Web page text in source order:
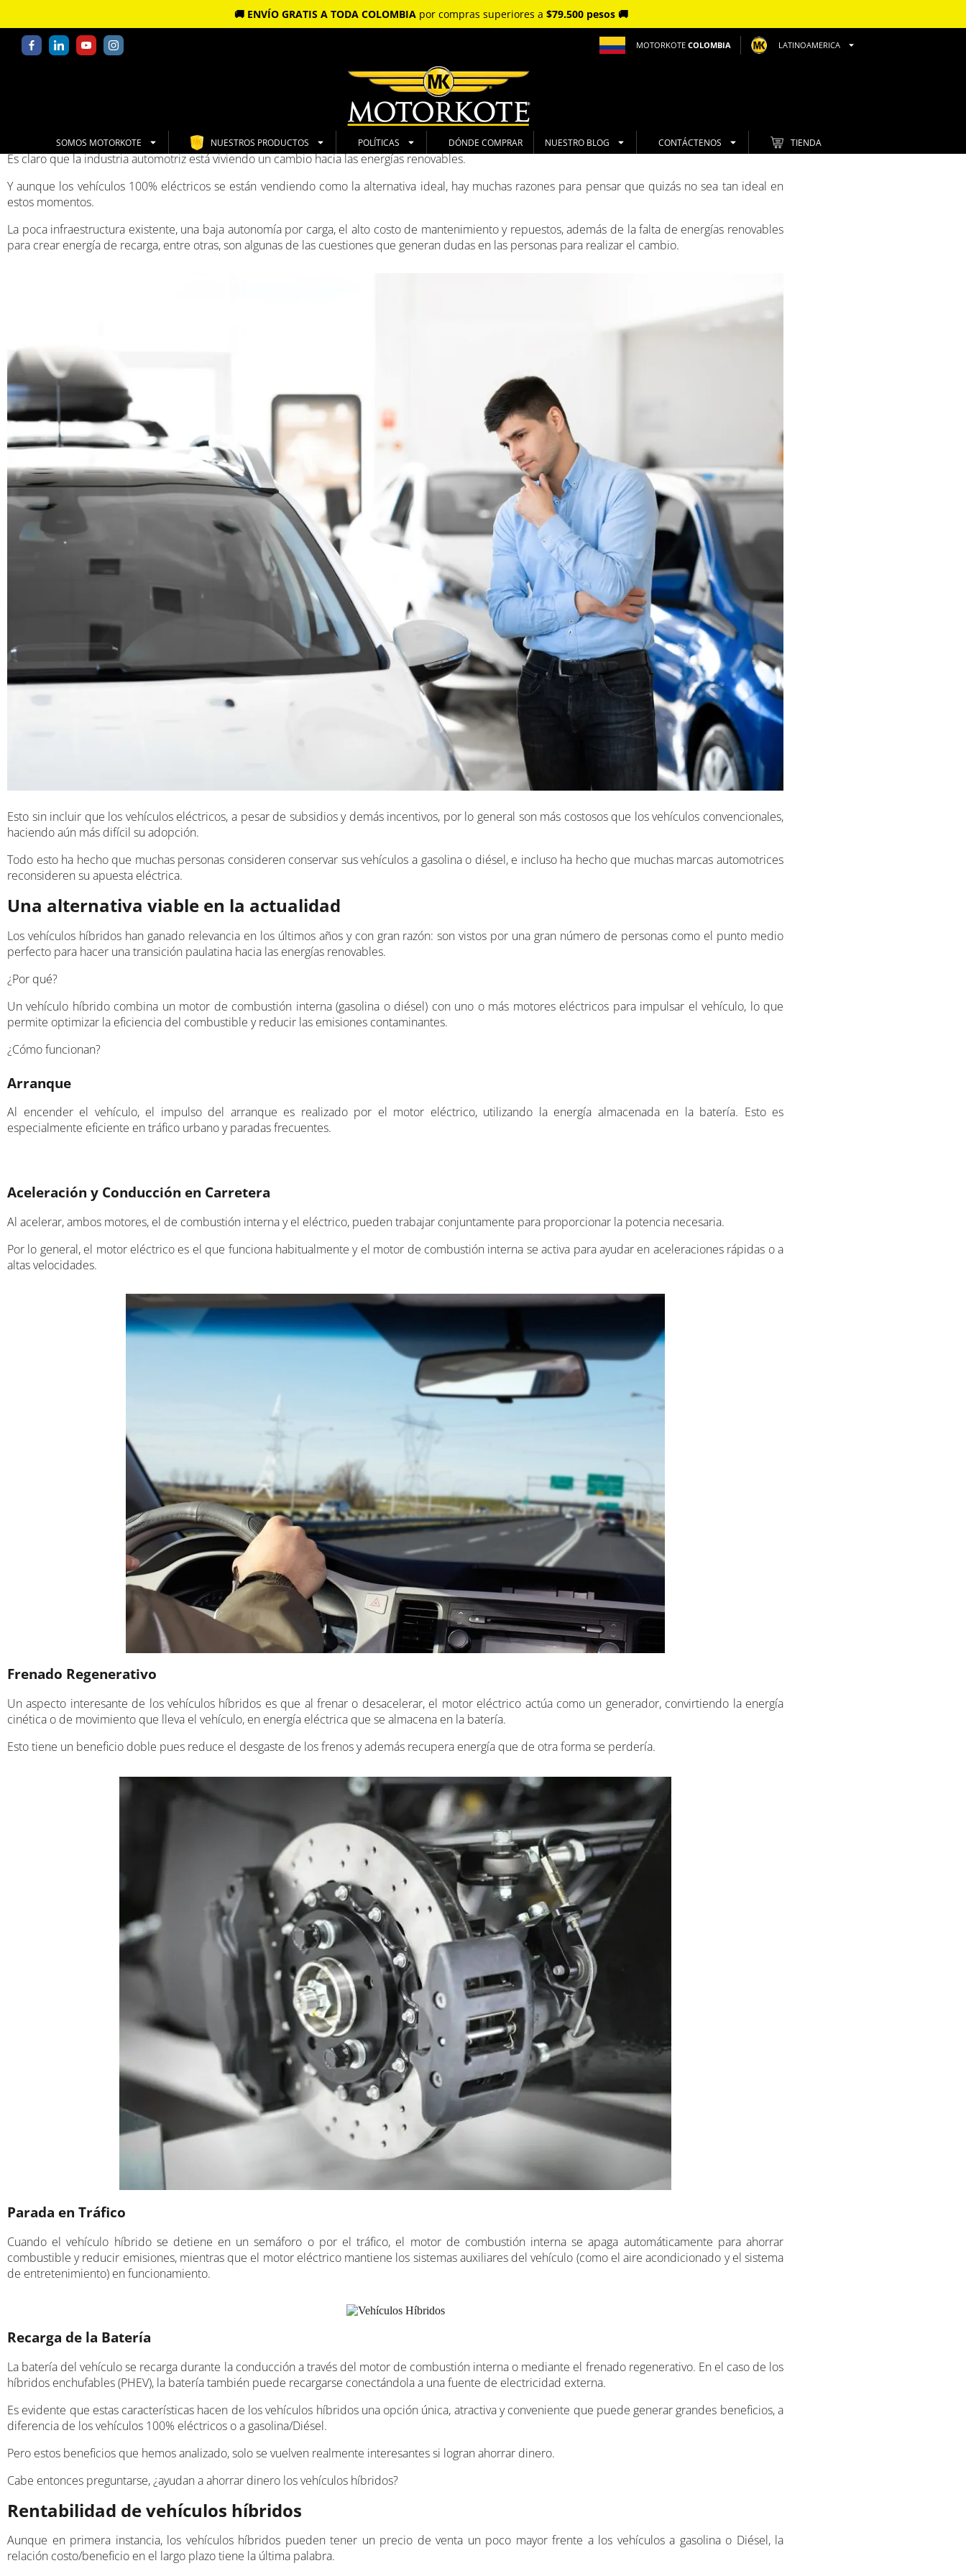
🚚 ENVÍO GRATIS A TODA COLOMBIA por compras superiores a $79.500 pesos 🚚
MOTORKOTE COLOMBIA LATINOAMERICA
SOMOS MOTORKOTE NUESTROS PRODUCTOS POLÍTICAS DÓNDE COMPRAR NUESTRO BLOG CONTÁCTENOS TIENDA
Es claro que la industria automotriz está viviendo un cambio hacia las energías renovables.
Y aunque los vehículos 100% eléctricos se están vendiendo como la alternativa ideal, hay muchas razones para pensar que quizás no sea tan ideal en
estos momentos.
La poca infraestructura existente, una baja autonomía por carga, el alto costo de mantenimiento y repuestos, además de la falta de energías renovables
para crear energía de recarga, entre otras, son algunas de las cuestiones que generan dudas en las personas para realizar el cambio.
Esto sin incluir que los vehículos eléctricos, a pesar de subsidios y demás incentivos, por lo general son más costosos que los vehículos convencionales,
haciendo aún más difícil su adopción.
Todo esto ha hecho que muchas personas consideren conservar sus vehículos a gasolina o diésel, e incluso ha hecho que muchas marcas automotrices
reconsideren su apuesta eléctrica.
Una alternativa viable en la actualidad
Los vehículos híbridos han ganado relevancia en los últimos años y con gran razón: son vistos por una gran número de personas como el punto medio
perfecto para hacer una transición paulatina hacia las energías renovables.
¿Por qué?
Un vehículo híbrido combina un motor de combustión interna (gasolina o diésel) con uno o más motores eléctricos para impulsar el vehículo, lo que
permite optimizar la eficiencia del combustible y reducir las emisiones contaminantes.
¿Cómo funcionan?
Arranque
Al encender el vehículo, el impulso del arranque es realizado por el motor eléctrico, utilizando la energía almacenada en la batería. Esto es
especialmente eficiente en tráfico urbano y paradas frecuentes.
Aceleración y Conducción en Carretera
Al acelerar, ambos motores, el de combustión interna y el eléctrico, pueden trabajar conjuntamente para proporcionar la potencia necesaria.
Por lo general, el motor eléctrico es el que funciona habitualmente y el motor de combustión interna se activa para ayudar en aceleraciones rápidas o a
altas velocidades.
Frenado Regenerativo
Un aspecto interesante de los vehículos híbridos es que al frenar o desacelerar, el motor eléctrico actúa como un generador, convirtiendo la energía
cinética o de movimiento que lleva el vehículo, en energía eléctrica que se almacena en la batería.
Esto tiene un beneficio doble pues reduce el desgaste de los frenos y además recupera energía que de otra forma se perdería.
Parada en Tráfico
Cuando el vehículo híbrido se detiene en un semáforo o por el tráfico, el motor de combustión interna se apaga automáticamente para ahorrar
combustible y reducir emisiones, mientras que el motor eléctrico mantiene los sistemas auxiliares del vehículo (como el aire acondicionado y el sistema
de entretenimiento) en funcionamiento.
Recarga de la Batería
La batería del vehículo se recarga durante la conducción a través del motor de combustión interna o mediante el frenado regenerativo. En el caso de los
híbridos enchufables (PHEV), la batería también puede recargarse conectándola a una fuente de electricidad externa.
Es evidente que estas características hacen de los vehículos híbridos una opción única, atractiva y conveniente que puede generar grandes beneficios, a
diferencia de los vehículos 100% eléctricos o a gasolina/Diésel.
Pero estos beneficios que hemos analizado, solo se vuelven realmente interesantes si logran ahorrar dinero.
Cabe entonces preguntarse, ¿ayudan a ahorrar dinero los vehículos híbridos?
Rentabilidad de vehículos híbridos
Aunque en primera instancia, los vehículos híbridos pueden tener un precio de venta un poco mayor frente a los vehículos a gasolina o Diésel, la
relación costo/beneficio en el largo plazo tiene la última palabra.